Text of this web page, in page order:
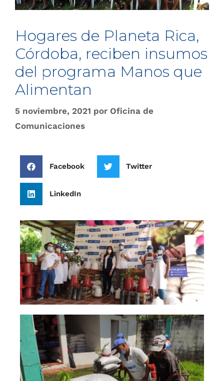
Hogares de Planeta Rica,
Córdoba, reciben insumos
del programa Manos que
Alimentan
5 noviembre, 2021 por Oficina de
Comunicaciones
Facebook Twitter
LinkedIn